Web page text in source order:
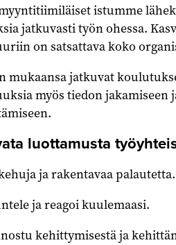
istumme
jatkuvasti työn ohessa.
on satsattava koko
mukaansa jatkuvat
myös tiedon jakamiseen
luottamusta
ja rakentavaa palautetta.
ja reagoi kuulemaasi.
kehittymisestä ja